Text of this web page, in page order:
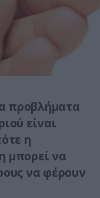
προβλήματα
είναι
η
μπορεί να
να φέρουν